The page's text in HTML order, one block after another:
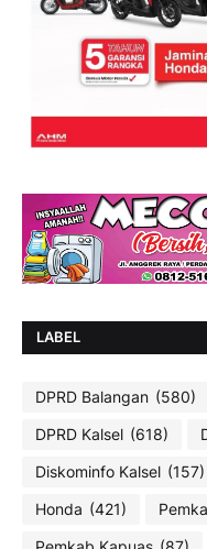
LABEL
DPRD Balangan (580)
DPRD Kalsel (618)
Diskominfo Kalsel (157)
Honda (421)